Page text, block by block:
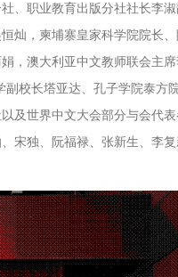
、职业教育出版分社社长李
灿，柬埔寨皇家科学院院长
，澳大利亚中文教师联会主
校长塔亚达、孔子学院泰方
及世界中文大会部分与会代
宋独、阮福禄、张新生、李复